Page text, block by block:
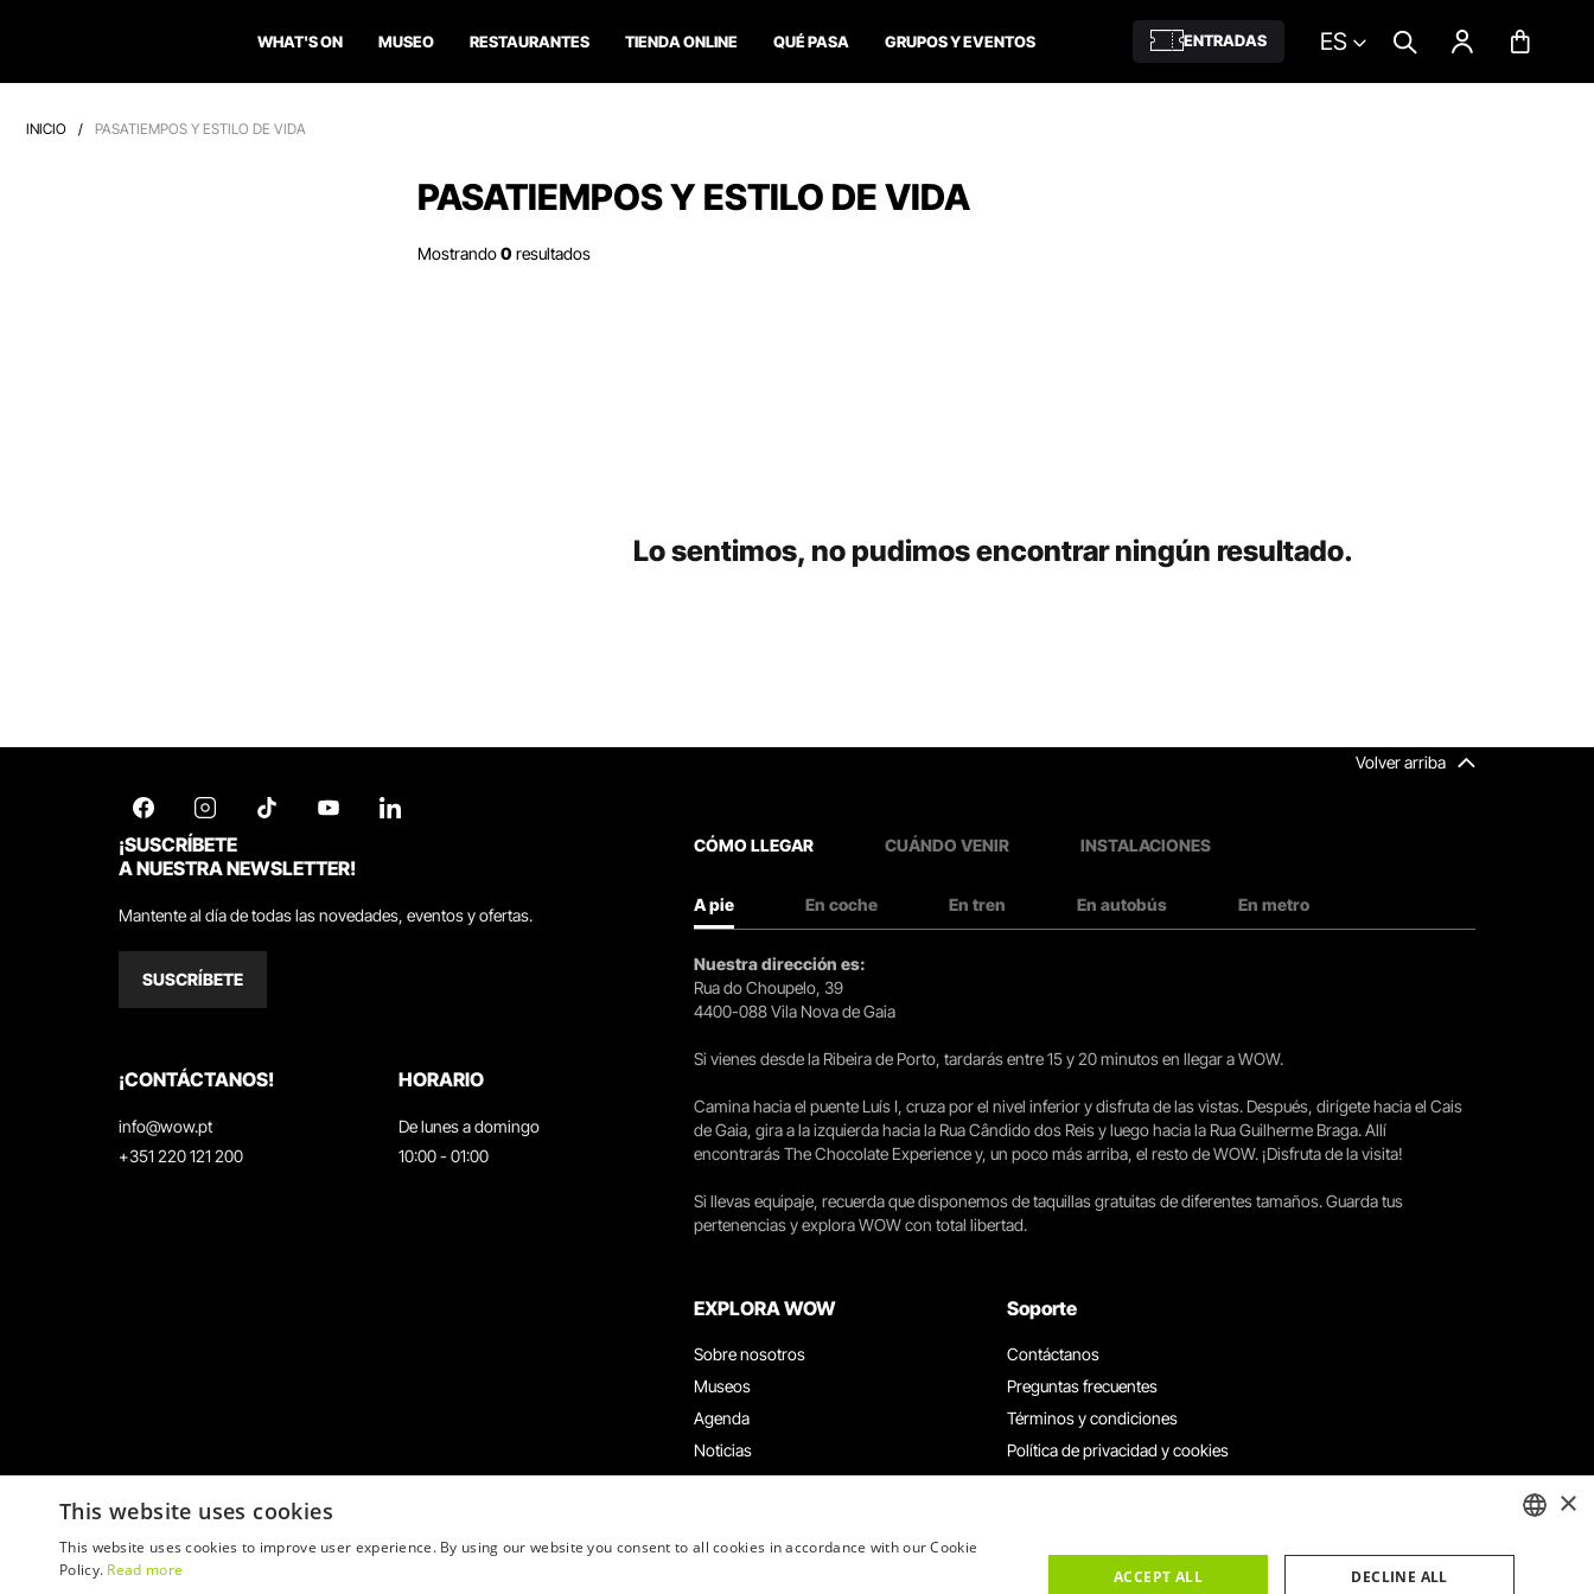
WHAT'S ON MUSEO RESTAURANTES TIENDA ONLINE QUÉ PASA GRUPOS Y EVENTOS ENTRADAS ES
INICIO / PASATIEMPOS Y ESTILO DE VIDA
PASATIEMPOS Y ESTILO DE VIDA
Mostrando0 resultados
Lo sentimos, no pudimos encontrar ningún resultado.
Volver arriba
¡SUSCRÍBETE
A NUESTRA NEWSLETTER!
Mantente al día de todas las novedades, eventos y ofertas.
SUSCRÍBETE
¡CONTÁCTANOS!
info@wow.pt
+351 220 121 200
HORARIO
De lunes a domingo
10:00 - 01:00
CÓMO LLEGAR CUÁNDO VENIR INSTALACIONES
A pie En coche En tren En autobús En metro
Nuestra dirección es:
Rua do Choupelo, 39
4400-088 Vila Nova de Gaia
Si vienes desde la Ribeira de Porto, tardarás entre 15 y 20 minutos en llegar a WOW.
Camina hacia el puente Luís I, cruza por el nivel inferior y disfruta de las vistas. Después, dirígete hacia el Cais
de Gaia, gira a la izquierda hacia la Rua Cândido dos Reis y luego hacia la Rua Guilherme Braga. Allí
encontrarás The Chocolate Experience y, un poco más arriba, el resto de WOW. ¡Disfruta de la visita!
Si llevas equipaje, recuerda que disponemos de taquillas gratuitas de diferentes tamaños. Guarda tus
pertenencias y explora WOW con total libertad.
EXPLORA WOW
Sobre nosotros
Museos
Agenda
Noticias
Restaurantes
Grupos y eventos
Soporte
Contáctanos
Preguntas frecuentes
Términos y condiciones
Política de privacidad y cookies
Trabaja con nosotros
×
This website uses cookies
This website uses cookies to improve user experience. By using our website you consent to all cookies in accordance with our Cookie
Policy. Read more ACCEPT ALL DECLINE ALL